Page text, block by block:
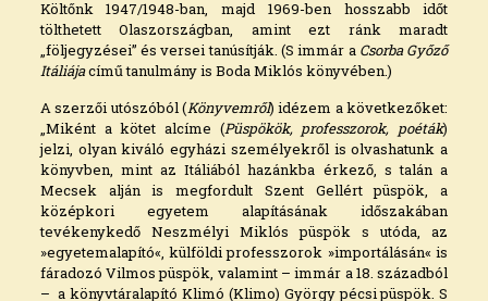
Költőnk 1947/1948-ban, majd 1969-ben hosszabb időt
tölthetett Olaszországban, amint ezt ránk maradt
„följegyzései” és versei tanúsítják. (S immár a Csorba Győző
Itáliájacímű tanulmány is Boda Miklós könyvében.)
A szerzői utószóból (Könyvemről) idézem a következőket:
„Miként a kötet alcíme (Püspökök, professzorok, poéták)
jelzi, olyan kiváló egyházi személyekről is olvashatunk a
könyvben, mint az Itáliából hazánkba érkező, s talán a
Mecsek alján is megfordult Szent Gellért püspök, a
középkori egyetem alapításának időszakában
tevékenykedő Neszmélyi Miklós püspök s utóda, az
»egyetemalapító«, külföldi professzorok »importálásán« is
fáradozó Vilmos püspök, valamint – immár a 18. századból
– a könyvtáralapító Klimó (Klimo) György pécsi püspök. S